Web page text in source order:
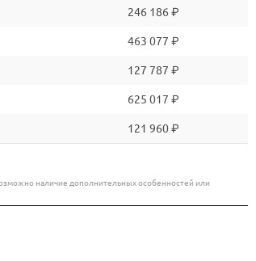
246 186 ₽
463 077 ₽
127 787 ₽
625 017 ₽
121 960 ₽
наличие дополнительных особенностей или